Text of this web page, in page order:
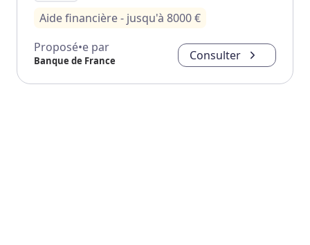
Aide financière- jusqu'à 8000€
Proposé•e par
Banque de France Consulter